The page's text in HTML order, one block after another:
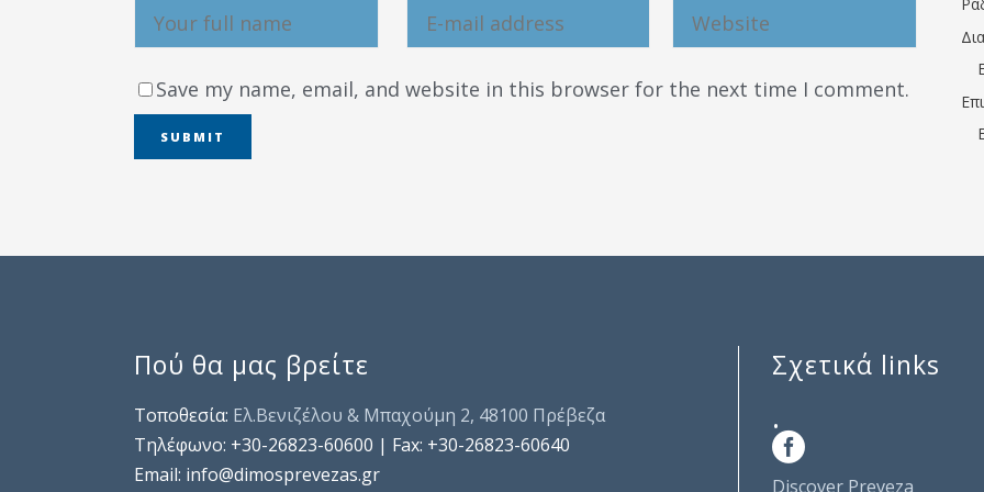
Save my name, email, and website in this browser for the next time I comment.
Πού θα μας βρείτε
Τοποθεσία: Ελ.Βενιζέλου & Μπαχούμη 2, 48100 Πρέβεζα
Τηλέφωνo: +30-26823-60600 | Fax: +30-26823-60640
Email: info@dimosprevezas.gr
Σχετικά links
.
Discover Preveza